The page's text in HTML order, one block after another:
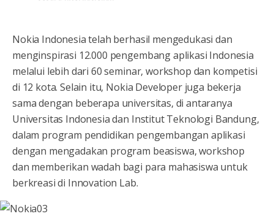
Nokia Indonesia telah berhasil mengedukasi dan
menginspirasi 12.000 pengembang aplikasi Indonesia
melalui lebih dari 60 seminar, workshop dan kompetisi
di 12 kota. Selain itu, Nokia Developer juga bekerja
sama dengan beberapa universitas, di antaranya
Universitas Indonesia dan Institut Teknologi Bandung,
dalam program pendidikan pengembangan aplikasi
dengan mengadakan program beasiswa, workshop
dan memberikan wadah bagi para mahasiswa untuk
berkreasi di Innovation Lab.